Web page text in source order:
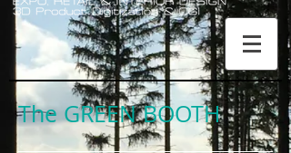
The GREEN BOOTH